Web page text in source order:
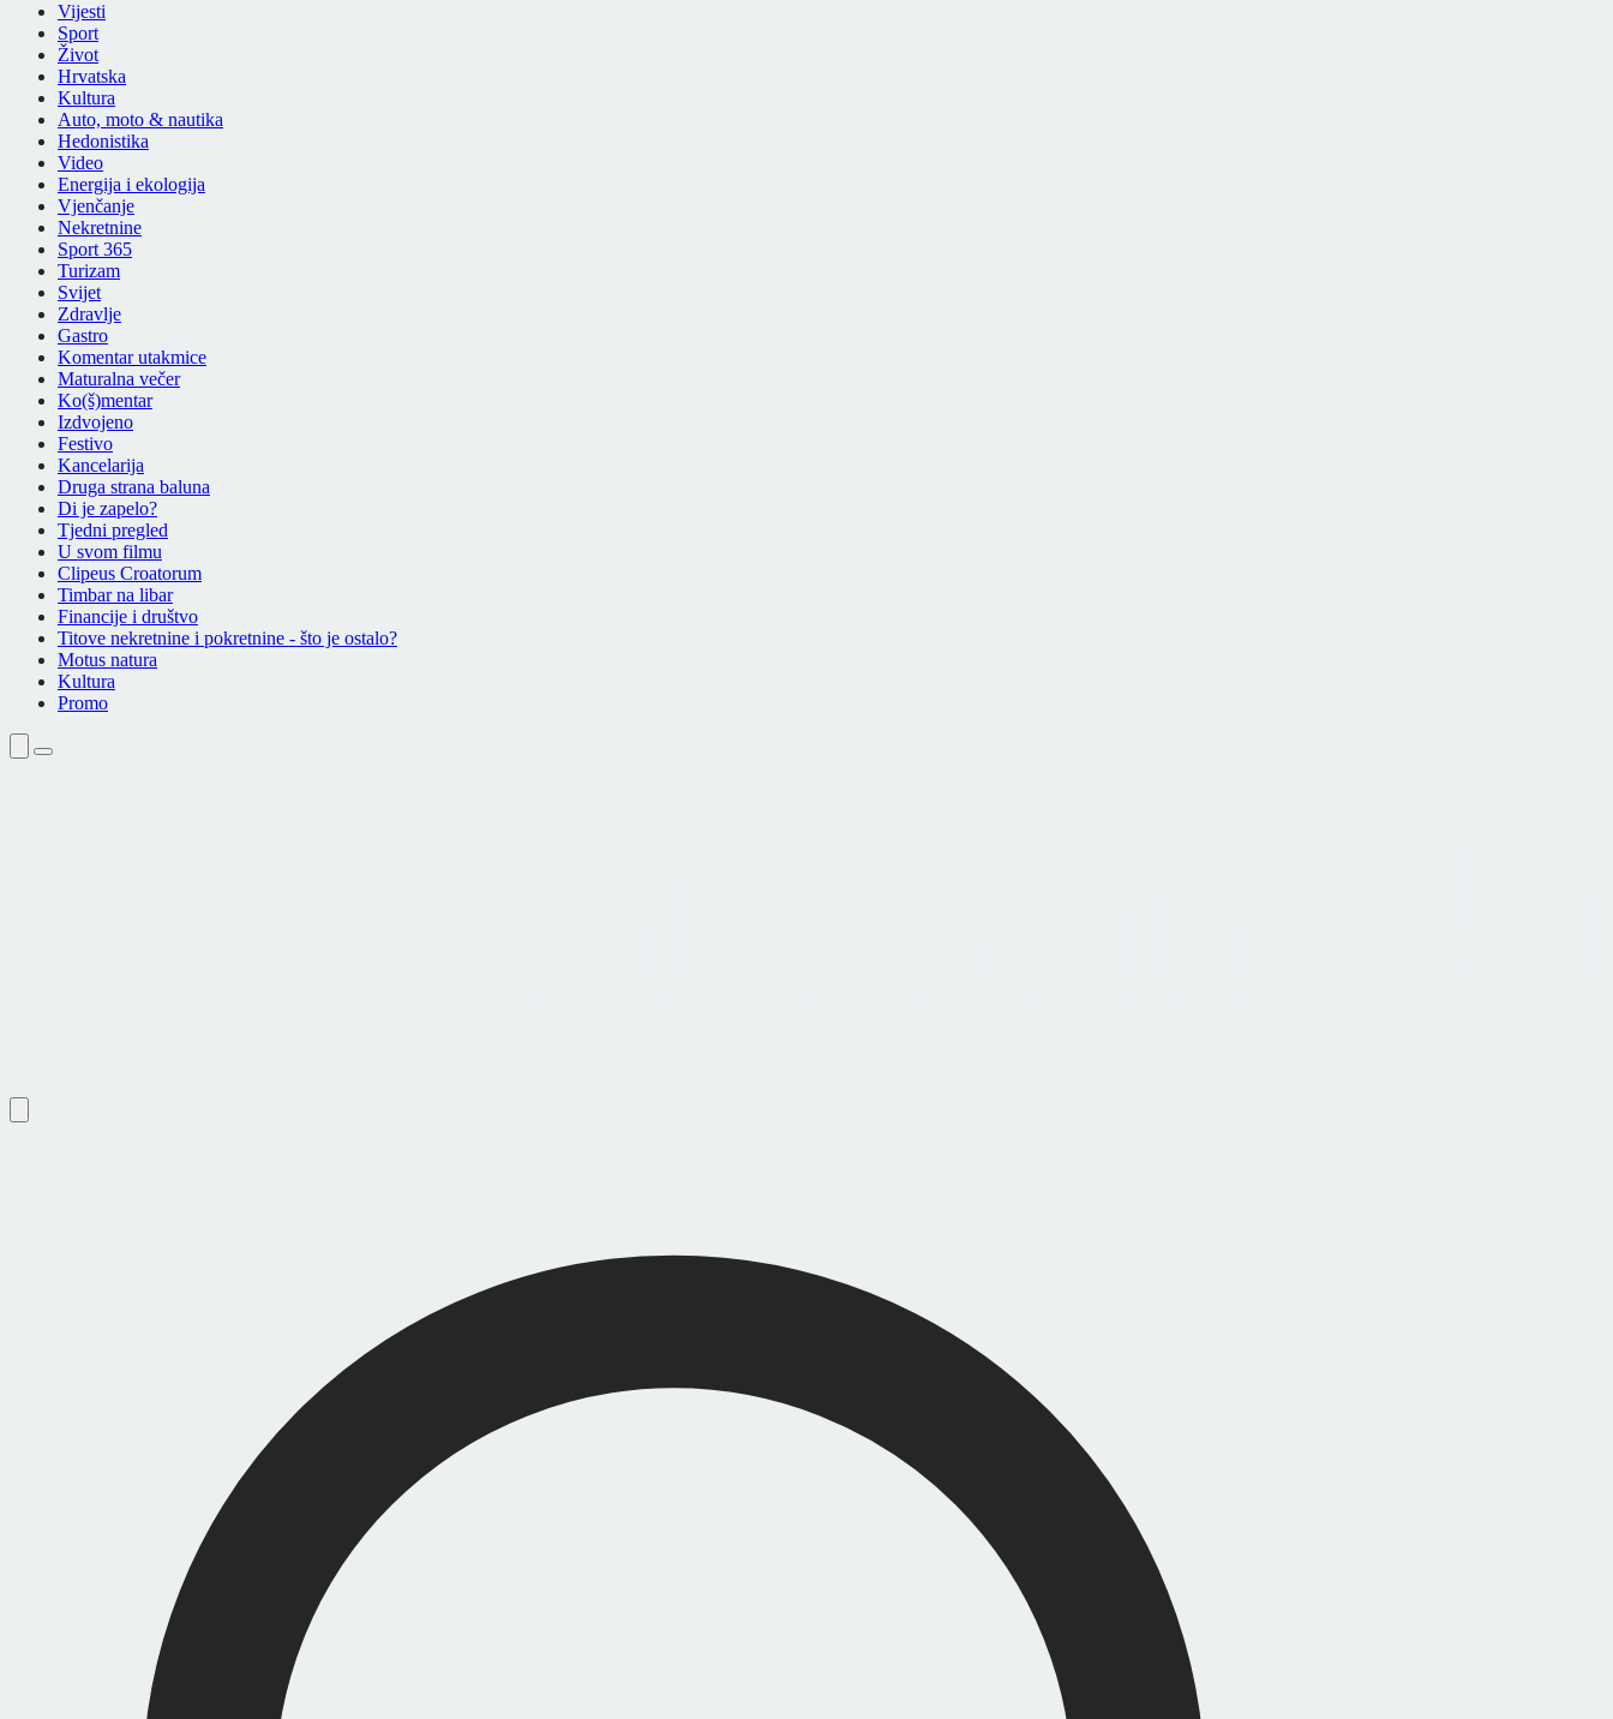
Vijesti
Sport
Život
Hrvatska
Kultura
Auto, moto & nautika
Hedonistika
Video
Energija i ekologija
Vjenčanje
Nekretnine
Sport 365
Turizam
Svijet
Zdravlje
Gastro
Komentar utakmice
Maturalna večer
Ko(š)mentar
Izdvojeno
Festivo
Kancelarija
Druga strana baluna
Di je zapelo?
Tjedni pregled
U svom filmu
Clipeus Croatorum
Timbar na libar
Financije i društvo
Titove nekretnine i pokretnine - što je ostalo?
Motus natura
Kultura
Promo